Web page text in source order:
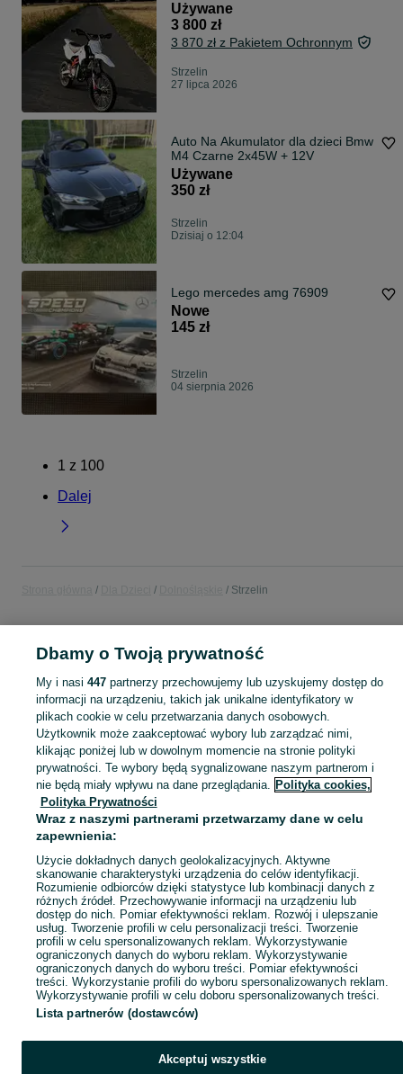
Używane
3 800 zł
3 870 zł z Pakietem Ochronnym
Strzelin
27 lipca 2026
Auto Na Akumulator dla dzieci Bmw
M4 Czarne 2x45W + 12V
Używane
350 zł
Strzelin
Dzisiaj o 12:04
Lego mercedes amg 76909
Nowe
145 zł
Strzelin
04 sierpnia 2026
1 z 100
Dalej
Strzelin
KATEGORIA
Zakupy dla Twojej pociechy mogą być dziecinnie proste! Znajdź to, czego potrzebujesz w kategorii Dla Dzieci na OLX - Strzelin i okolice! Zobacz
Mapa kategorii
Mapa miejscowości
Mapa ministron
Popularne wyszukiwania
Dbamy o Twoją prywatność
My i nasi 447partnerzy przechowujemy lub uzyskujemy dostęp do
informacji na urządzeniu, takich jak unikalne identyfikatory w
plikach cookie w celu przetwarzania danych osobowych.
Użytkownik może zaakceptować wybory lub zarządzać nimi,
klikając poniżej lub w dowolnym momencie na stronie polityki
prywatności. Te wybory będą sygnalizowane naszym partnerom i
nie będą miały wpływu na dane przeglądania. Polityka cookies,
Polityka Prywatności
Wraz z naszymi partnerami przetwarzamy dane w celu
zapewnienia:
Użycie dokładnych danych geolokalizacyjnych. Aktywne
skanowanie charakterystyki urządzenia do celów identyfikacji.
Rozumienie odbiorców dzięki statystyce lub kombinacji danych z
różnych źródeł. Przechowywanie informacji na urządzeniu lub
dostęp do nich. Pomiar efektywności reklam. Rozwój i ulepszanie
usług. Tworzenie profili w celu personalizacji treści. Tworzenie
profili w celu spersonalizowanych reklam. Wykorzystywanie
ograniczonych danych do wyboru reklam. Wykorzystywanie
ograniczonych danych do wyboru treści. Pomiar efektywności
treści. Wykorzystanie profili do wyboru spersonalizowanych reklam.
Wykorzystywanie profili w celu doboru spersonalizowanych treści.
Lista partnerów (dostawców)
Akceptuj wszystkie